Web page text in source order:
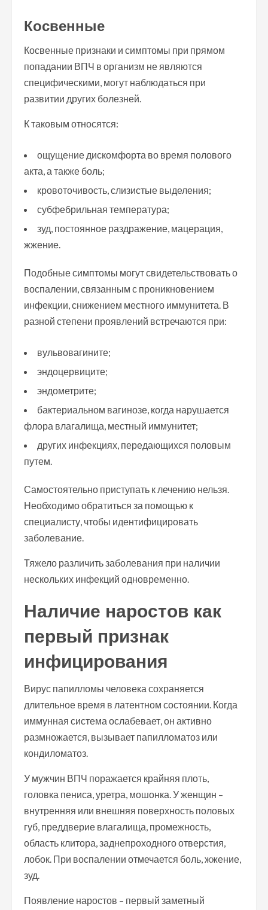
Косвенные
Косвенные признаки и симптомы при прямом
попадании ВПЧ в организм не являются
специфическими, могут наблюдаться при
развитии других болезней.
К таковым относятся:
ощущение дискомфорта во время полового
акта, а также боль;
кровоточивость, слизистые выделения;
субфебрильная температура;
зуд, постоянное раздражение, мацерация,
жжение.
Подобные симптомы могут свидетельствовать о
воспалении, связанным с проникновением
инфекции, снижением местного иммунитета. В
разной степени проявлений встречаются при:
вульвовагините;
эндоцервиците;
эндометрите;
бактериальном вагинозе, когда нарушается
флора влагалища, местный иммунитет;
других инфекциях, передающихся половым
путем.
Самостоятельно приступать к лечению нельзя.
Необходимо обратиться за помощью к
специалисту, чтобы идентифицировать
заболевание.
Тяжело различить заболевания при наличии
нескольких инфекций одновременно.
Наличие наростов как
первый признак
инфицирования
Вирус папилломы человека сохраняется
длительное время в латентном состоянии. Когда
иммунная система ослабевает, он активно
размножается, вызывает папилломатоз или
кондиломатоз.
У мужчин ВПЧ поражается крайняя плоть,
головка пениса, уретра, мошонка. У женщин –
внутренняя или внешняя поверхность половых
губ, преддверие влагалища, промежность,
область клитора, заднепроходного отверстия,
лобок. При воспалении отмечается боль, жжение,
зуд.
Появление наростов – первый заметный